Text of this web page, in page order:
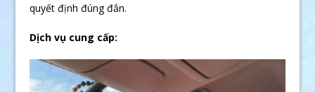
quyết định đúng đắn.
Dịch vụ cung cấp: